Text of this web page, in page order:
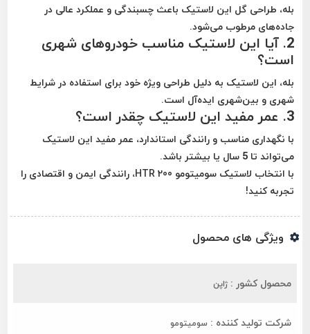
بله، طراحی گل این لاستیک باعث چسبندگی و عملکرد عالی در
جاده‌های مرطوب می‌شود.
2. آیا این لاستیک مناسب خودروهای شهری
است؟
بله، این لاستیک به دلیل طراحی ویژه خود برای استفاده در شرایط
شهری و بین‌شهری ایده‌آل است.
3. عمر مفید این لاستیک چقدر است؟
با نگهداری مناسب و رانندگی استاندارد، عمر مفید این لاستیک
می‌تواند تا 5 سال یا بیشتر باشد.
با انتخاب لاستیک سومیتومو HTR 200، رانندگی ایمن و اقتصادی را
تجربه کنید!
ویژگی های محصول
محصول کشور : ژاپن
شرکت تولید کننده : سومیتومو